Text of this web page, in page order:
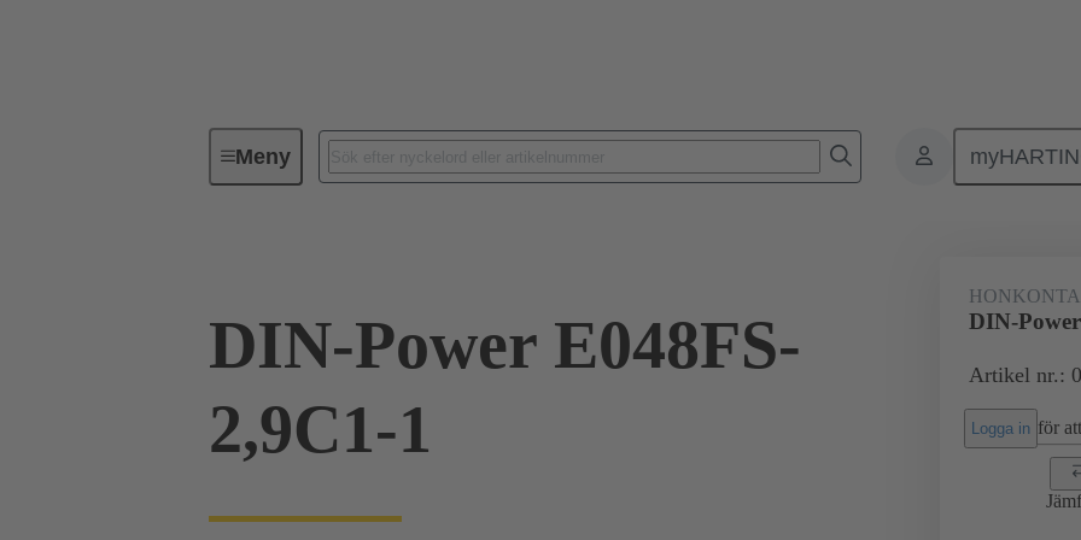
MenyFörbindningsteknik Produkter Förbindning
DIN-Power E048FS-
2,9C1-1
DIN-
Artikel nr.:
Logga in för